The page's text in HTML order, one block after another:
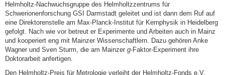
Helmholtz-Nachwuchsgruppe des Helmholtzzentrums für
Schwerionenforschung GSI Darmstadt geleitet und ist dann dem Ruf auf
eine Direktorenstelle am Max-Planck-Institut für Kernphysik in Heidelberg
gefolgt. Nach wie vor betreut er Experimente und Arbeiten auch in Mainz
und kooperiert eng mit Mainzer Wissenschaftlern. Dazu gehören Anke
Wagner und Sven Sturm, die am Mainzer g-Faktor-Experiment ihre
Doktorarbeit anfertigen.
Den Helmholtz-Preis für Metrologie verleiht der Helmholtz-Fonds e.V.